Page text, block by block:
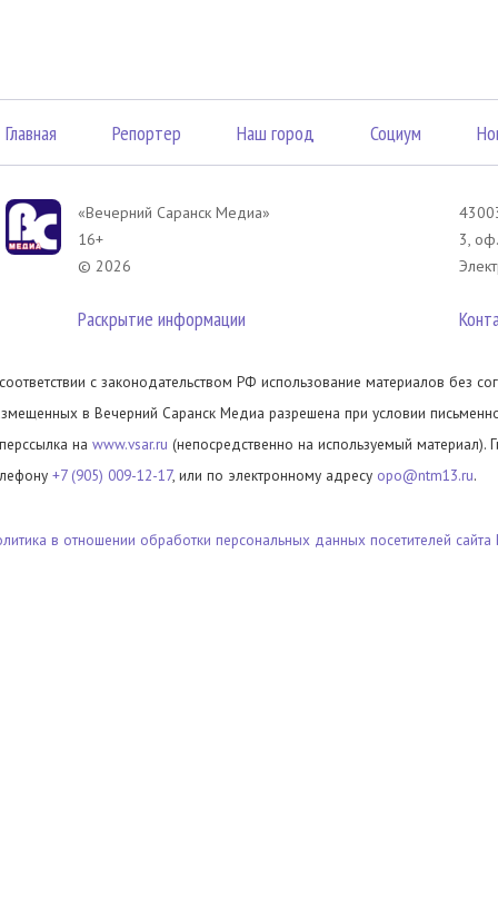
Главная Репортер Наш город Социум
«Вечерний Саранск Mедиа»
16+
© 2026
Раскрытие информации
3,
с законодательством РФ использование материалов без
в Вечерний Саранск Медиа разрешена при условии
на www.vsar.ru (непосредственно на используемый материал).
+7 (905) 009-12-17, или по электронному адресу opo@ntm13.ru.
в отношении обработки персональных данных посетителей